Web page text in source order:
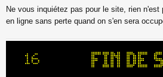
e
s
Ne vous inquiétez pas pour le site, rien
en ligne sans perte quand on s'en sera